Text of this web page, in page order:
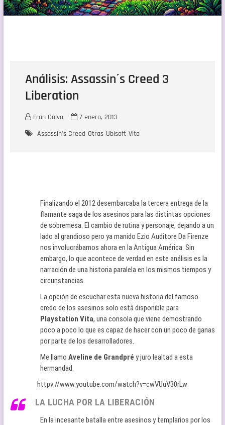
Análisis: Assassin´s Creed 3
Liberation
Fran Calvo
7 enero, 2013
Assassin's Creed Otras Ubisoft Vita
Finalizando el 2012 desembarcaba la tercera entrega de la
flamante saga de los asesinos para las distintas opciones
de sobremesa. El cambio de rutina y personaje, dejando a un
lado al grandioso pero ya manido Ezio Auditore Da Firenze
nos involucrábamos ahora en la Antigua América. Sin
embargo, lo que acontece de verdad en este análisis es la
narración de una historia paralela en los mismos tiempos y
circunstancias.
La opción de escuchar esta nueva historia del famoso
credo de los asesinos solo está disponible para
Playstation Vita, una consola que viene demostrando
poco a poco lo que es capaz de hacer con un poco de ganas
por parte de los desarrolladores.
Me llamo Aveline de Grandpré y juro lealtad a esta
hermandad.
httpv://www.youtube.com/watch?v=cwVUuV30rLw
LA LUCHA POR LA LIBERACIÓN
En la incesante batalla entre asesinos y templarios por los